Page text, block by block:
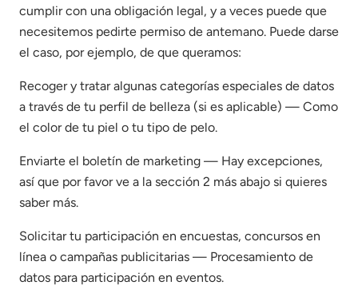
cumplir con una obligación legal, y a veces puede que
necesitemos pedirte permiso de antemano. Puede darse
el caso, por ejemplo, de que queramos:
Recoger y tratar algunas categorías especiales de datos
a través de tu perfil de belleza (si es aplicable) — Como
el color de tu piel o tu tipo de pelo.
Enviarte el boletín de marketing — Hay excepciones,
así que por favor ve a la sección 2 más abajo si quieres
saber más.
Solicitar tu participación en encuestas, concursos en
línea o campañas publicitarias — Procesamiento de
datos para participación en eventos.